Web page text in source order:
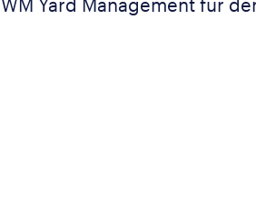
Yard Management für